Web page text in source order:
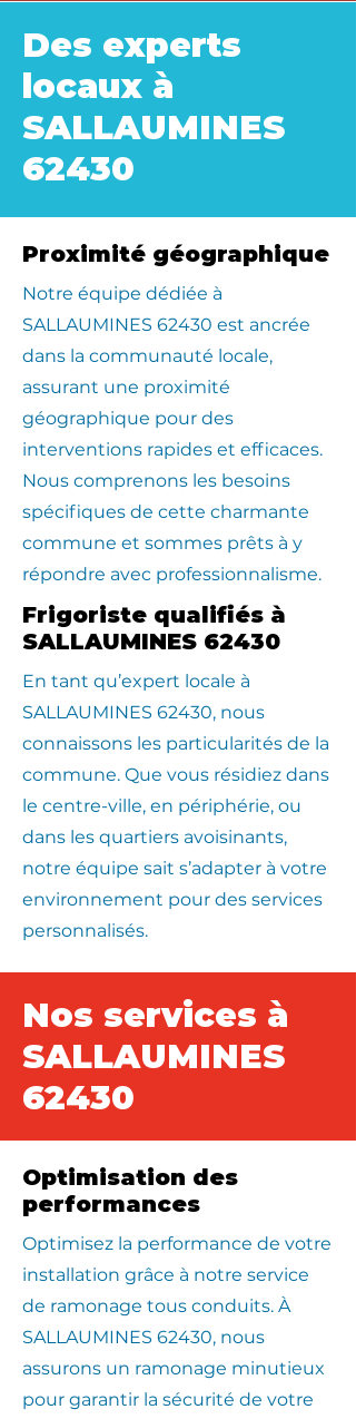
Des experts
locaux à
SALLAUMINES
62430
Proximité géographique
​Notre équipe dédiée à
SALLAUMINES 62430 est ancrée
dans la communauté locale,
assurant une proximité
géographique pour des
interventions rapides et efficaces.
Nous comprenons les besoins
spécifiques de cette charmante
commune et sommes prêts à y
répondre avec professionnalisme.
Frigoriste qualifiés à
SALLAUMINES 62430
En tant qu’expert locale à
SALLAUMINES 62430, nous
connaissons les particularités de la
commune. Que vous résidiez dans
le centre-ville, en périphérie, ou
dans les quartiers avoisinants,
notre équipe sait s’adapter à votre
environnement pour des services
personnalisés.
Nos services à
SALLAUMINES
62430
Optimisation des
performances
Optimisez la performance de votre
installation grâce à notre service
de ramonage tous conduits. À
SALLAUMINES 62430, nous
assurons un ramonage minutieux
pour garantir la sécurité de votre